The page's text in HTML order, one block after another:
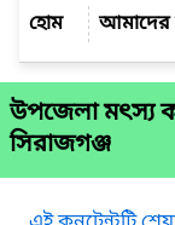
আমাদের
উপজেলা মৎস্য
সিরাজগঞ্জ